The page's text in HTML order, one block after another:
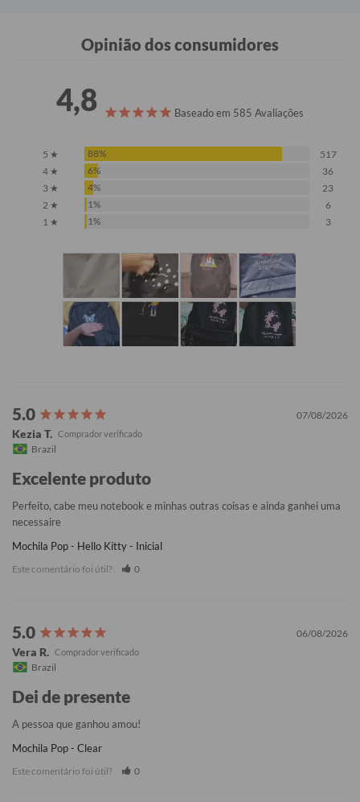
Opinião dos consumidores
4,8 Baseado em 585 Avaliações
5 ★ 88%
517
4 ★
6%
36
3 ★
4%
23
2 ★
1%
6
1 ★
1% 3
07/08/2026
Kezia T.
Brazil
Excelente produto
Perfeito, cabe meu notebook e minhas outras coisas e ainda ganhei uma
necessaire
Mochila Pop - Hello Kitty - Inicial
Este comentário foi útil? 0
06/08/2026
Vera R.
Brazil
Dei de presente
A pessoa que ganhou amou!
Mochila Pop - Clear
Este comentário foi útil? 0